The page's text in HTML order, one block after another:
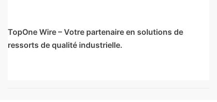
TopOne Wire – Votre partenaire en solutions de
ressorts de qualité industrielle.